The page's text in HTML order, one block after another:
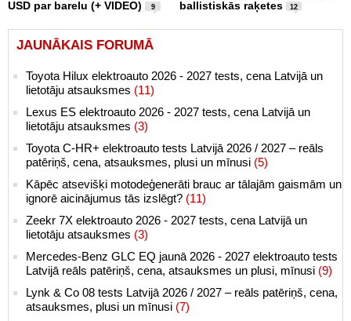
USD par barelu (+ VIDEO)
9
ballistiskās raķetes
12
JAUNĀKAIS FORUMĀ
Toyota Hilux elektroauto 2026 - 2027 tests, cena Latvijā un
lietotāju atsauksmes (11)
Lexus ES elektroauto 2026 - 2027 tests, cena Latvijā un
lietotāju atsauksmes (3)
Toyota C-HR+ elektroauto tests Latvijā 2026 / 2027 – reāls
patēriņš, cena, atsauksmes, plusi un mīnusi (5)
Kāpēc atsevišķi motodeģenerāti brauc ar tālajām gaismām un
ignorē aicinājumus tās izslēgt? (11)
Zeekr 7X elektroauto 2026 - 2027 tests, cena Latvijā un
lietotāju atsauksmes (3)
Mercedes-Benz GLC EQ jaunā 2026 - 2027 elektroauto tests
Latvijā reāls patēriņš, cena, atsauksmes un plusi, mīnusi (9)
Lynk & Co 08 tests Latvijā 2026 / 2027 – reāls patēriņš, cena,
atsauksmes, plusi un mīnusi (7)